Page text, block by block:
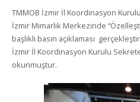
TMMOB İzmir İl Koordinasyon
İzmir Mimarlık Merkezinde
başlıklı basın açıklaması
İzmir İl Koordinasyon Kurulu
okunmuştur.